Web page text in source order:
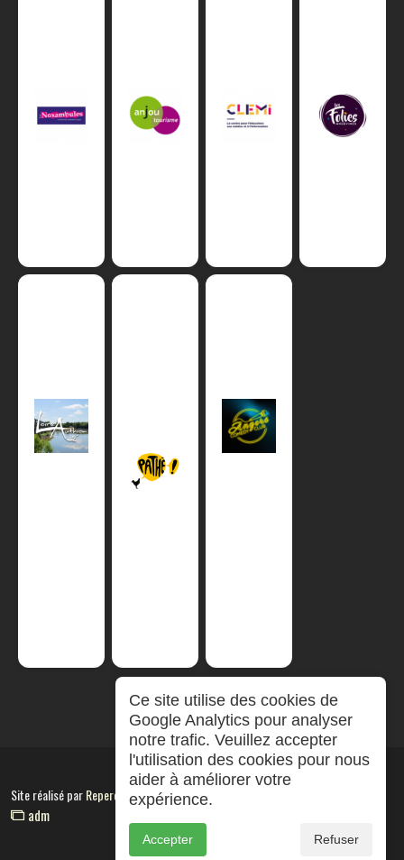
Site réalisé parRepereCom
adm
Ce site utilise des cookies de
Google Analytics pour analyser
notre trafic. Veuillez accepter
l'utilisation des cookies pour nous
aider à améliorer votre
expérience.
Accepter Refuser